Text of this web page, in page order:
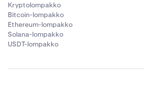
Kryptolompakko
Bitcoin-lompakko
Ethereum-lompakko
Solana-lompakko
USDT-lompakko